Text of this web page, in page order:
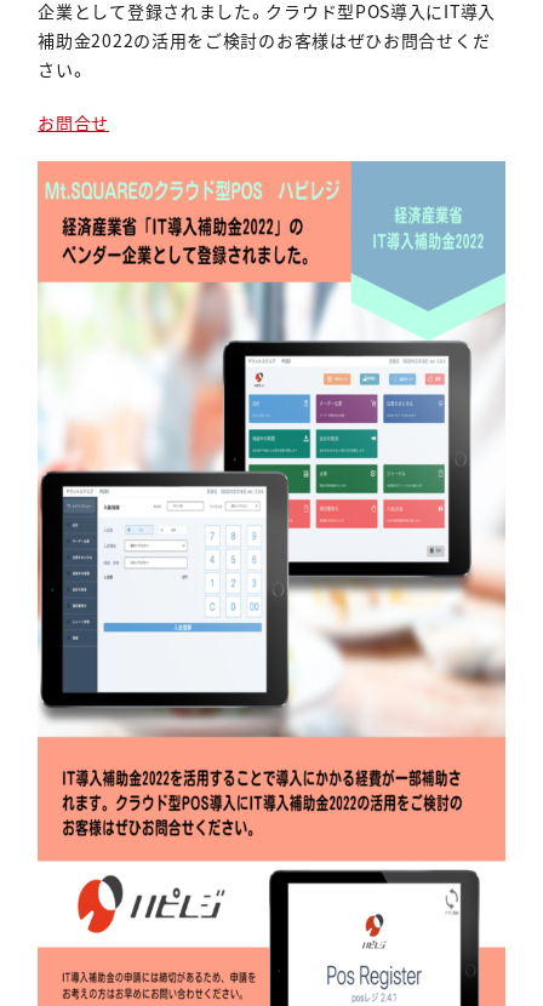
企業として登録されました。クラウド型POS導入にIT導入
補助金2022の活用をご検討のお客様はぜひお問合せくだ
さい。
お問合せ